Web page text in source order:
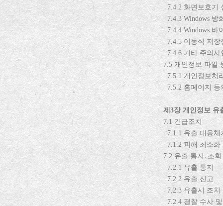
7.4.2 화면보호기
7.4.3 Windows 방
7.4.4 Windows바
7.4.5 이동식 저장
7.4.6 기타 주의사
7.5 개인정보 파일
7.5.1 개인정보처
7.5.2 홈페이지 등
제 3장 개인정보 유
7.1긴급조치
7.1.1유출 대응체
7.1.2피해 최소화
7.2유출 통지 ․조회
7.2.1 유출 통지
7.2.2 유출 신고
7.2.3유출시 조치
7.2.4 경찰 수사